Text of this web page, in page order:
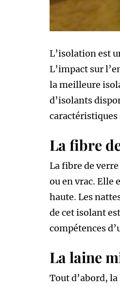
L’isolation est
L’impact sur
la meilleure
d’isolants
caractéristiques
La fibre
La fibre de
ou en vrac. Elle
haute. Les
de cet isolant
compétences
La laine
Tout d’abord,